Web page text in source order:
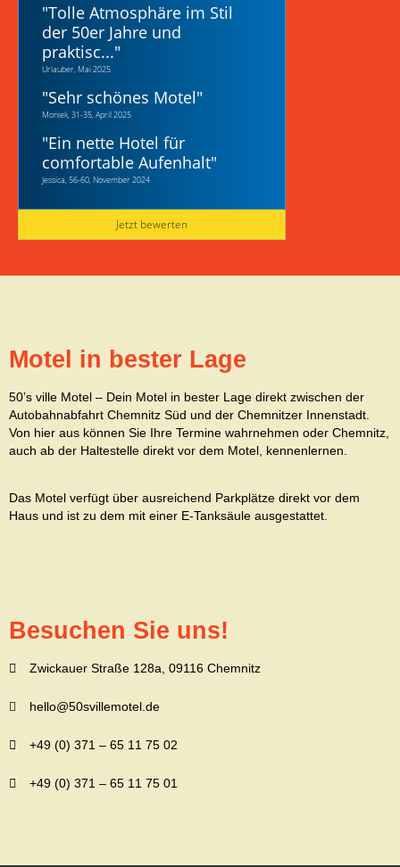
"Tolle Atmosphäre im Stil
der 50er Jahre und
praktisc..."
Urlauber, Mai 2025
"Sehr schönes Motel"
Moniek, 31-35, April 2025
"Ein nette Hotel für
comfortable Aufenhalt"
Jessica, 56-60, November 2024
Jetzt bewerten
Motel in bester Lage
50’s ville Motel – Dein Motel in bester Lage direkt zwischen der
Autobahnabfahrt Chemnitz Süd und der Chemnitzer Innenstadt.
Von hier aus können Sie Ihre Termine wahrnehmen oder Chemnitz,
auch ab der Haltestelle direkt vor dem Motel, kennenlernen.
Das Motel verfügt über ausreichend Parkplätze direkt vor dem
Haus und ist zu dem mit einer E-Tanksäule ausgestattet.
Besuchen Sie uns!
Zwickauer Straße 128a, 09116 Chemnitz
hello@50svillemotel.de
+49 (0) 371 – 65 11 75 02
+49 (0) 371 – 65 11 75 01